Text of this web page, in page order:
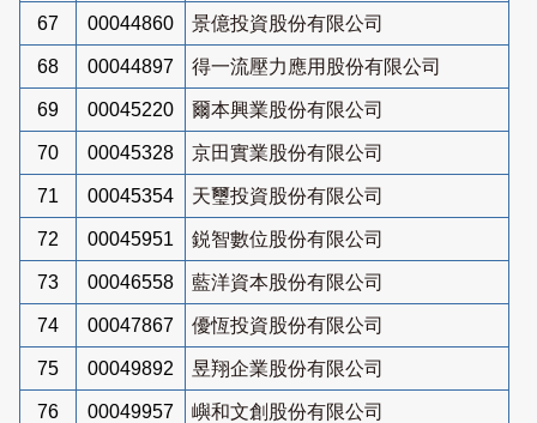
67 00044860 景億投資股份有限公司
68 00044897 得一流壓力應用股份有限公司
69 00045220 爾本興業股份有限公司
70 00045328 京田實業股份有限公司
71 00045354 天璽投資股份有限公司
72 00045951 鋭智數位股份有限公司
73 00046558 藍洋資本股份有限公司
74 00047867 優恆投資股份有限公司
75 00049892 昱翔企業股份有限公司
76 00049957 嶼和文創股份有限公司